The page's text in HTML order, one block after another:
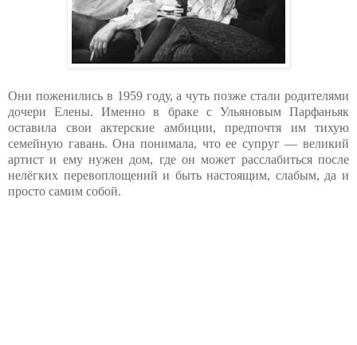
Они поженились в 1959 году, а чуть позже стали родителями
дочери Елены. Именно в браке с Ульяновым Парфаньяк
оставила свои актерские амбиции, предпочтя им тихую
семейную гавань. Она понимала, что ее супруг — великий
артист и ему нужен дом, где он может расслабиться после
нелёгких перевоплощений и быть настоящим, слабым, да и
просто самим собой.